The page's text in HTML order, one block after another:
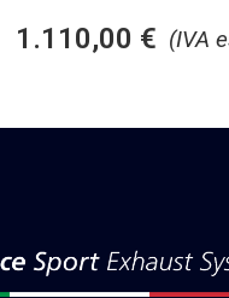
(IVA
1.110,00 €